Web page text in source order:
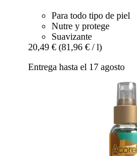
Para todo tipo de piel
Nutre y protege
Suavizante
20,49 € (81,96 € / l)
Entrega hasta el 17 agosto